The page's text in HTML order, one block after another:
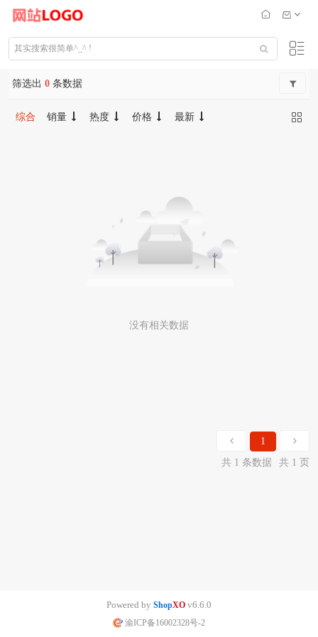
筛选出 0 条数据
综合 销量 热度 价格 最新
没有相关数据
1
共 1 条数据
共 1 页
Powered by ShopXO v6.6.0
渝ICP备16002328号-2